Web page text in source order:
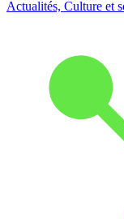
Actualités, Culture et